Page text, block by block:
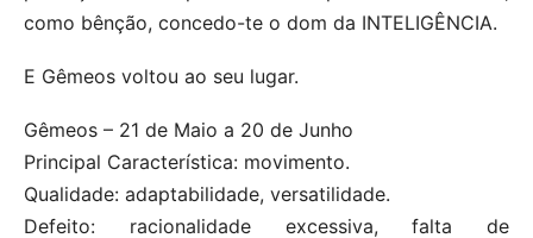
como bênção, concedo-te o dom da INTELIGÊNCIA.
E Gêmeos voltou ao seu lugar.
Gêmeos – 21 de Maio a 20 de Junho
Principal Característica: movimento.
Qualidade: adaptabilidade, versatilidade.
Defeito: racionalidade excessiva, falta de